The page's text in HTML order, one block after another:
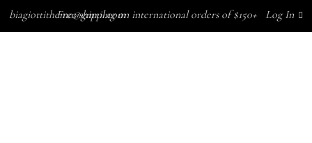
biagiottitheme@gmail.com
Free shipping on international orders of $150+ Log In
ACTUALIDAD